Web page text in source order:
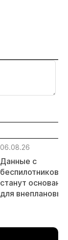
06.08.26
Данные с
беспилотников
станут
для внеплановых